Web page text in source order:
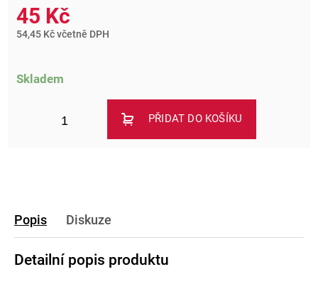
45 Kč
54,45 Kč včetně DPH
Skladem
PŘIDAT DO KOŠÍKU
Popis Diskuze
Detailní popis produktu